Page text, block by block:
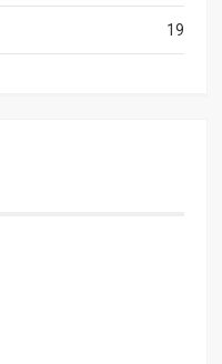
19